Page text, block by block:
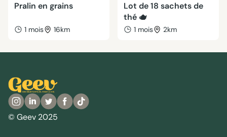
Pralin en grains
1 mois 16km
Lot de 18 sachets de
thé 🫖
1 mois 2km
© Geev 2025